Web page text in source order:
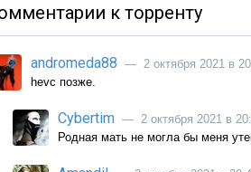
к торренту
andromeda88 — 2 октября 2021 в
hevc позже.
Cybertim — 2 октября 2021 в
Родная мать не могла бы меня